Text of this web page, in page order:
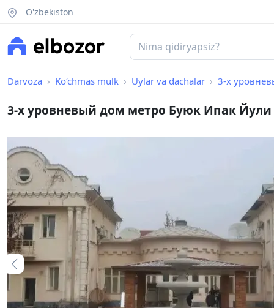
O'zbekiston
Darvoza Ko‘chmas mulk Uylar va dachalar 3-х
3-х уровневый дом метро Буюк Ипак Йули